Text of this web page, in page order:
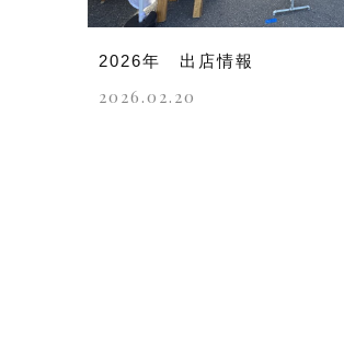
2026年 出店情報
2026.02.20